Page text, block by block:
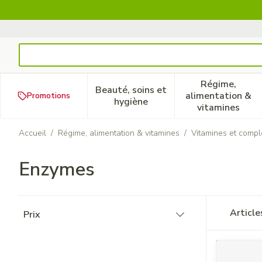
Promotions
Beauté, soins et
hygièneAfficher le sous-menu pour
Régime,
alimentation &
vitamines
Afficher
Accueil / Régime, alimentation & vitamines / Vitamines et
Enzymes
Prix